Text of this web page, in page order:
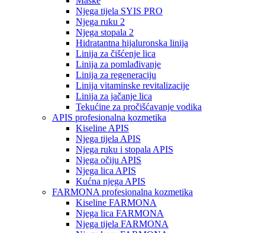
Njega tijela SYIS PRO
Njega ruku 2
Njega stopala 2
Hidratantna hijaluronska linija
Linija za čišćenje lica
Linija za pomlađivanje
Linija za regeneraciju
Linija vitaminske revitalizacije
Linija za jačanje lica
Tekućine za pročišćavanje vodika
APIS profesionalna kozmetika
Kiseline APIS
Njega tijela APIS
Njega ruku i stopala APIS
Njega očiju APIS
Njega lica APIS
Kućna njega APIS
FARMONA profesionalna kozmetika
Kiseline FARMONA
Njega lica FARMONA
Njega tijela FARMONA